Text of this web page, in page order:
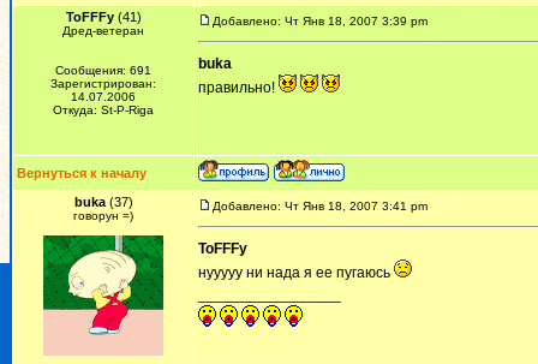
ToFFFy(41)
Дред-ветеран
Сообщения: 691
Зарегистрирован:
14.07.2006
Откуда: St-P-Riga
Добавлено: Чт Янв 18, 2007 3:39 pm
buka
правильно!
Вернуться к началу
buka(37)
говорун =)
Добавлено: Чт Янв 18, 2007 3:41 pm
ToFFFy
нууууу ни нада я ее пугаюсь